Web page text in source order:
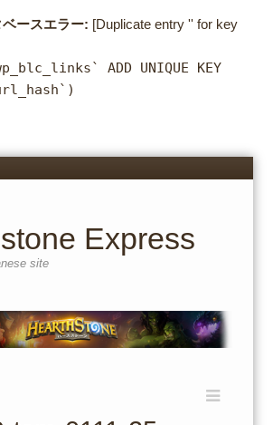
ースエラー: [Duplicate entry '' for key
ADD UNIQUE KEY
Express
site